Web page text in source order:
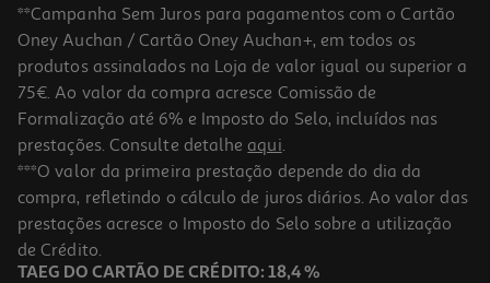
-33%
Luz Nuvem Wednesday
19.99 €/un
Price reduced from
29,99 €to
19,99 €
Promoção
**Campanha Sem Juros para pagamentos com o Cartão
Oney Auchan / Cartão Oney Auchan+, em todos os
produtos assinalados na Loja de valor igual ou superior a
75€. Ao valor da compra acresce Comissão de
Formalização até 6% e Imposto do Selo, incluídos nas
prestações. Consulte detalhe aqui.
***O valor da primeira prestação depende do dia da
compra, refletindo o cálculo de juros diários. Ao valor das
prestações acresce o Imposto do Selo sobre a utilização
de Crédito.
TAEG DO CARTÃO DE CRÉDITO: 18,4 %